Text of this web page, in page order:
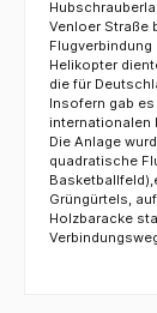
Venloer Straße
Flugverbindung
Helikopter
die für
Insofern gab
internationalen
Die Anlage
quadratische
Grüngürtels,
Holzbaracke